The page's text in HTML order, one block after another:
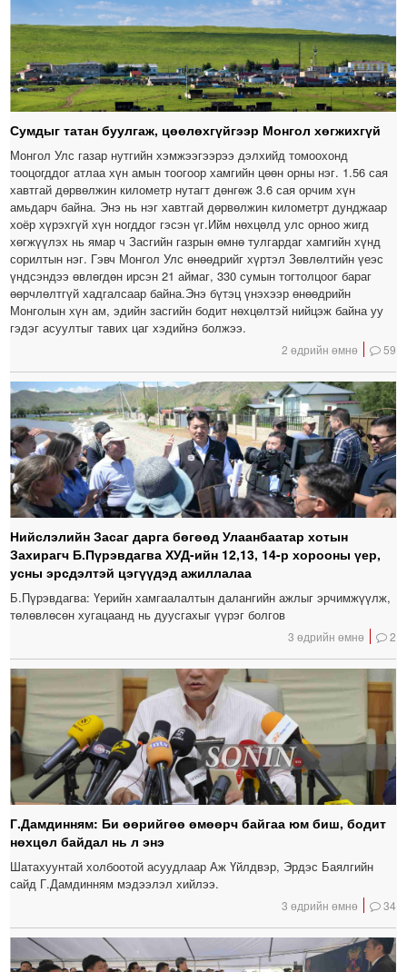
Сумдыг татан буулгаж, цөөлөхгүйгээр Монгол хөгжихгүй
Монгол Улс газар нутгийн хэмжээгээрээ дэлхийд томоохонд
тооцогддог атлаа хүн амын тоогоор хамгийн цөөн орны нэг. 1.56 сая
хавтгай дөрвөлжин километр нутагт дөнгөж 3.6 сая орчим хүн
амьдарч байна. Энэ нь нэг хавтгай дөрвөлжин километрт дунджаар
хоёр хүрэхгүй хүн ногддог гэсэн үг.Ийм нөхцөлд улс орноо жигд
хөгжүүлэх нь ямар ч Засгийн газрын өмнө тулгардаг хамгийн хүнд
сорилтын нэг. Гэвч Монгол Улс өнөөдрийг хүртэл Зөвлөлтийн үеэс
үндсэндээ өвлөгдөн ирсэн 21 аймаг, 330 сумын тогтолцоог бараг
өөрчлөлтгүй хадгалсаар байна.Энэ бүтэц үнэхээр өнөөдрийн
Монголын хүн ам, эдийн засгийн бодит нөхцөлтэй нийцэж байна уу
гэдэг асуултыг тавих цаг хэдийнэ болжээ.
2 өдрийн өмнө 59
Нийслэлийн Засаг дарга бөгөөд Улаанбаатар хотын
Захирагч Б.Пүрэвдагва ХУД-ийн 12,13, 14-р хорооны үер,
усны эрсдэлтэй цэгүүдэд ажиллалаа
Б.Пүрэвдагва: Үерийн хамгаалалтын далангийн ажлыг эрчимжүүлж,
төлөвлөсөн хугацаанд нь дуусгахыг үүрэг болгов
3 өдрийн өмнө 2
Г.Дамдинням: Би өөрийгөө өмөөрч байгаа юм биш, бодит
нөхцөл байдал нь л энэ
Шатахуунтай холбоотой асуудлаар Аж Үйлдвэр, Эрдэс Баялгийн
сайд Г.Дамдинням мэдээлэл хийлээ.
3 өдрийн өмнө 34